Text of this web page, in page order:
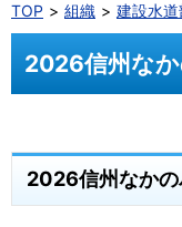
TOP
組織 建設水道
2026信州な
2026信州なかの